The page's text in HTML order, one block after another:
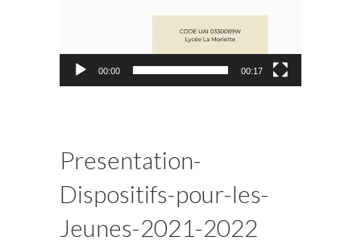
00:00 00:17
Presentation-
Dispositifs-pour-les-
Jeunes-2021-2022